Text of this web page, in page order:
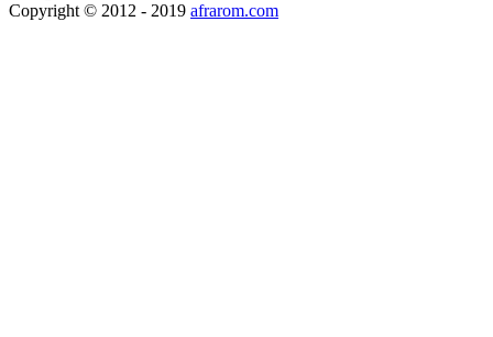
Copyright © 2012 - 2019 afrarom.com